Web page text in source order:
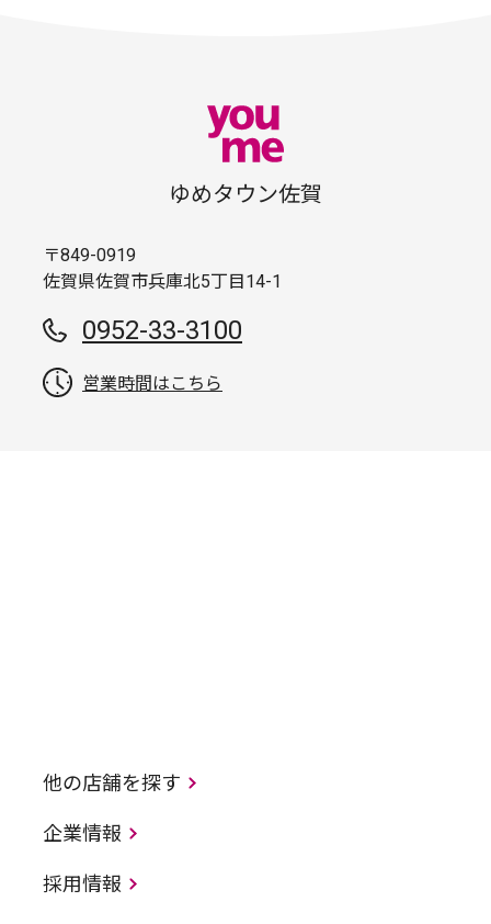
ゆめタウン佐賀
〒849-0919
佐賀県佐賀市兵庫北5丁目14-1
0952-33-3100
営業時間はこちら
他の店舗を探す
企業情報
採用情報